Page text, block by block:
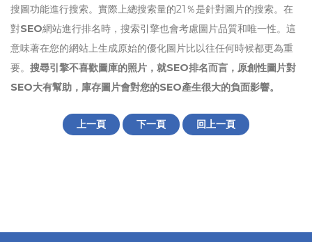
搜圖功能進行搜索。實際上總搜索量的21％是針對圖片的搜索。在
對SEO網站進行排名時，搜索引擎也會考慮圖片品質和唯一性。這
意味著在您的網站上生成原始的優化圖片比以往任何時候都更為重
要。 搜尋引擎不喜歡圖庫的照片，就SEO排名而言，原創性圖片對
SEO大有幫助，庫存圖片會對您的SEO產生很大的負面影響。
上一頁 下一頁 回上一頁